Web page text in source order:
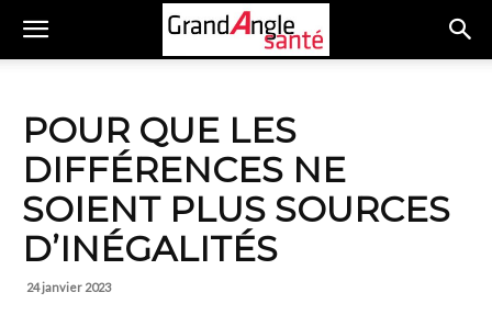
POUR QUE LES
DIFFÉRENCES NE
SOIENT PLUS SOURCES
D’INÉGALITÉS
24 janvier 2023